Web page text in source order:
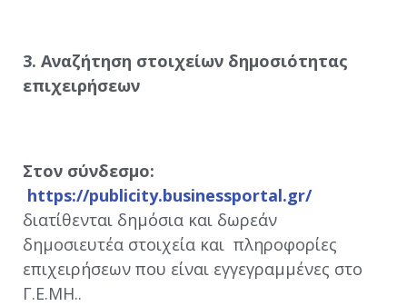
3. Αναζήτηση στοιχείων δημοσιότητας
επιχειρήσεων
Στον σύνδεσμο:
https://publicity.businessportal.gr/
διατίθενται δημόσια και δωρεάν
δημοσιευτέα στοιχεία και πληροφορίες
επιχειρήσεων που είναι εγγεγραμμένες στο
Γ.Ε.ΜΗ..